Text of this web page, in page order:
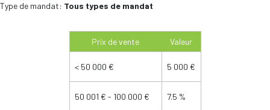
Type de mandat: Tous types de mandat
Prix de vente Valeur
<50 000 € 5 000 €
50 001 € - 100 000 € 7.5 %